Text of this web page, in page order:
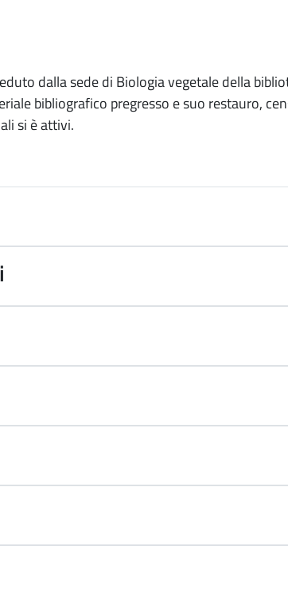
dalla sede di Biologia vegetale della
bibliografico pregresso e suo restauro,
si è attivi.